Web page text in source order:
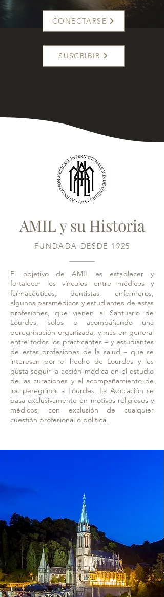
CONECTARSE
SUSCRIBIR
AMIL y su Historia
FUNDADA DESDE 1925
El objetivo de AMIL es establecer y
fortalecer los vínculos entre médicos y
farmacéuticos, dentistas, enfermeros,
algunos paramédicos y estudiantes de estas
profesiones, que vienen al Santuario de
Lourdes, solos o acompañando una
peregrinación organizada, y más en general
entre todos los practicantes – y estudiantes
de estas profesiones de la salud – que se
interesan por el hecho de Lourdes y les
gusta seguir la acción médica en el estudio
de las curaciones y el acompañamiento de
los peregrinos a Lourdes. La Asociación se
basa exclusivamente en motivos religiosos y
médicos, con exclusión de cualquier
cuestión profesional o política.